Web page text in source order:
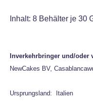
Inhalt: 8 Behälter je 30
Inverkehrbringer und/oder
NewCakes BV,
Ursprungsland: Italien